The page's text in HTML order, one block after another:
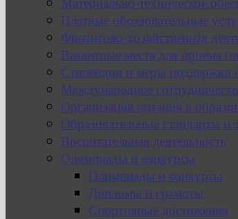
Платные образовательные
Финансово-хозяйственная
Вакантные места для приема
Стипендии и меры поддержки
Международное
Организация питания в
Образовательные стандарты и
Воспитательная деятельность
Олимпиады и конкурсы
Олимпиады и конкурсы
Дипломы и грамоты
Спортивные достижения